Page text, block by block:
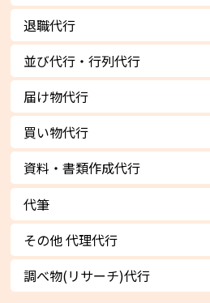
退職代行
並び代行・行列代行
届け物代行
買い物代行
資料・書類作成代行
代筆
その他 代理代行
調べ物(リサーチ)代行